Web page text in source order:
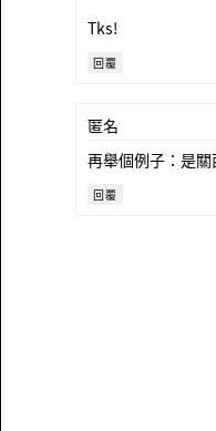
Tks!
回覆
匿名
再舉個例子：是關
回覆